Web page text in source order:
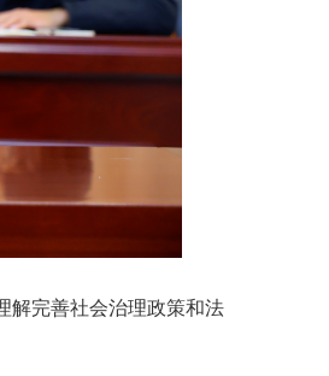
完善社会治理政策和法